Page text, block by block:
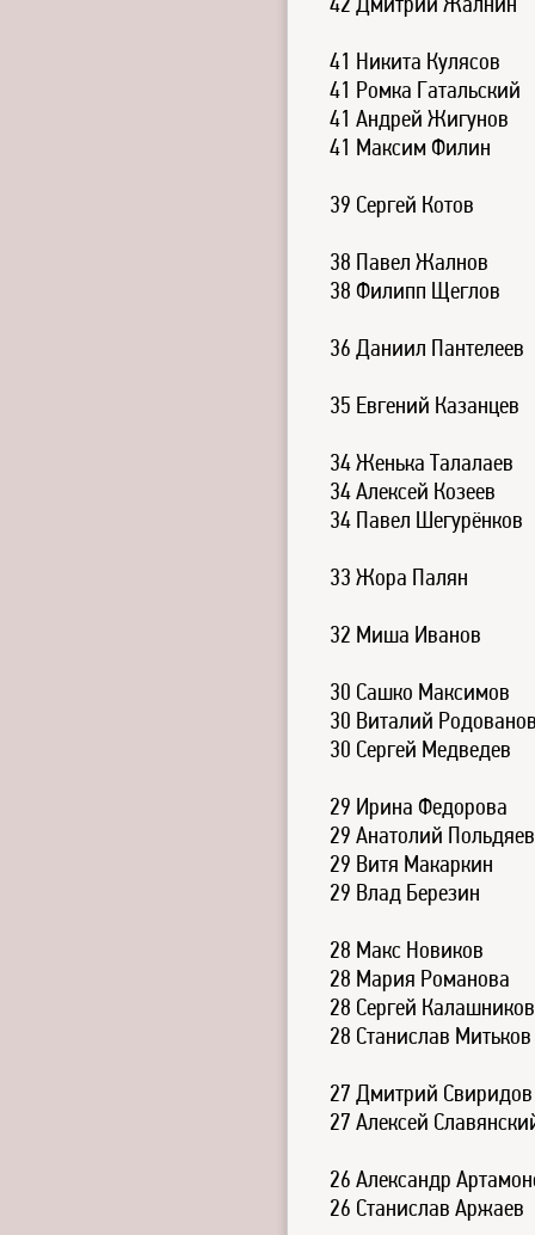
42 Дмитрий Жалнин
41 Никита Кулясов
41 Ромка Гатальский
41 Андрей Жигунов
41 Максим Филин
39 Сергей Котов
38 Павел Жалнов
38 Филипп Щеглов
36 Даниил Пантелеев
35 Евгений Казанцев
34 Женька Талалаев
34 Алексей Козеев
34 Павел Шегурёнков
33 Жора Палян
32 Миша Иванов
30 Сашко Максимов
30 Виталий
30 Сергей Медведев
29 Ирина Федорова
29 Анатолий Польдяев
29 Витя Макаркин
29 Влад Березин
28 Макс Новиков
28 Мария Романова
28 Сергей Калашников
28 Станислав Митьков
27 Дмитрий Свиридов
27 Алексей
26 Александр
26 Станислав Аржаев